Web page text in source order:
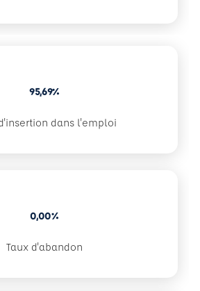
95,69%
dans l'emploi
0,00%
Taux d'abandon